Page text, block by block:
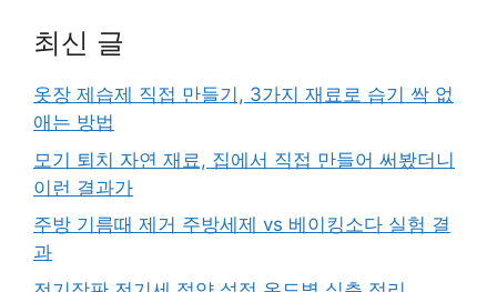
최신 글
옷장 제습제 직접 만들기, 3가지 재료로 습기 싹 없
애는 방법
모기 퇴치 자연 재료, 집에서 직접 만들어 써봤더니
이런 결과가
주방 기름때 제거 주방세제 vs 베이킹소다 실험 결
과